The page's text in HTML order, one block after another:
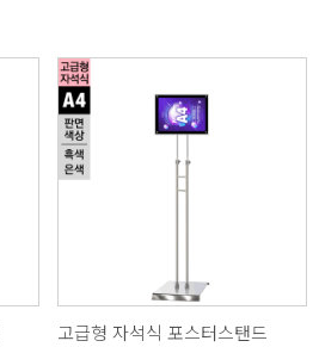
고급형 자석식 포스터스탠드